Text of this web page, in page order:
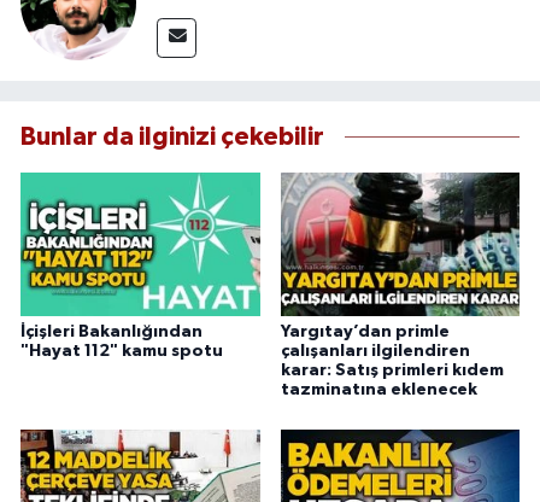
Bunlar da ilginizi çekebilir
İçişleri Bakanlığından
"Hayat 112" kamu spotu
Yargıtay’dan primle
çalışanları ilgilendiren
karar: Satış primleri kıdem
tazminatına eklenecek